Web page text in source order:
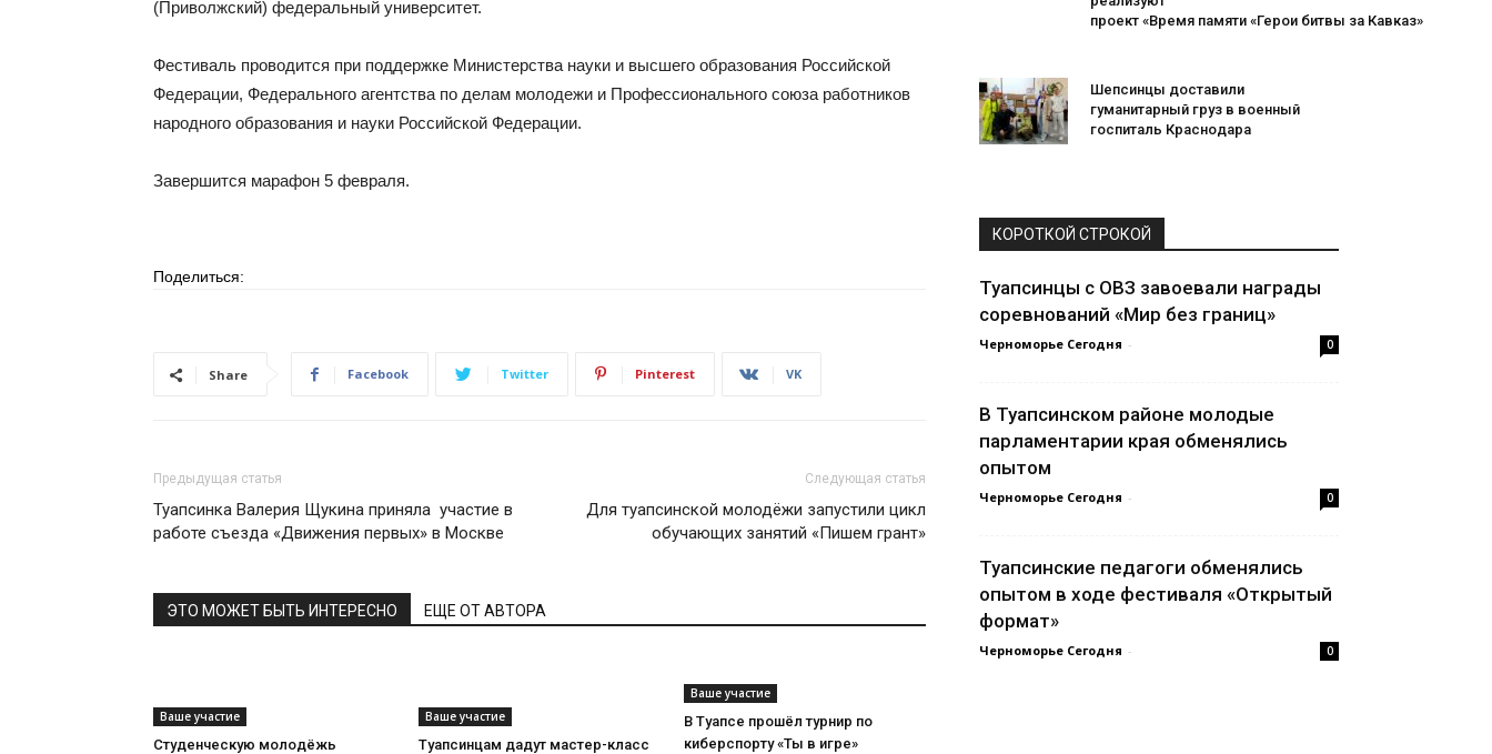
(Приволжский) федеральный университет.
Фестиваль проводится при поддержке Министерства науки и высшего образования Российской
Федерации, Федерального агентства по делам молодежи и Профессионального союза работников
народного образования и науки Российской Федерации.
Завершится марафон 5 февраля.
Поделиться:
Share Facebook Twitter Pinterest VK
Предыдущая статья
Туапсинка Валерия Щукина приняла участие в
работе съезда «Движения первых» в Москве
Следующая статья
Для туапсинской молодёжи запустили цикл
обучающих занятий «Пишем грант»
ЭТО МОЖЕТ БЫТЬ ИНТЕРЕСНО ЕЩЕ ОТ АВТОРА
Ваше участие
Студенческую молодёжь
Ваше участие
Туапсинцам дадут мастер-класс
Ваше участие
В Туапсе прошёл турнир по
киберспорту «Ты в игре»
проект «Время памяти «Герои битвы за Кавказ»
Шепсинцы доставили
гуманитарный груз в военный
госпиталь Краснодара
КОРОТКОЙ СТРОКОЙ
Туапсинцы с ОВЗ завоевали награды
соревнований «Мир без границ»
Черноморье Сегодня - 0
В Туапсинском районе молодые
парламентарии края обменялись
опытом
Черноморье Сегодня - 0
Туапсинские педагоги обменялись
опытом в ходе фестиваля «Открытый
формат»
Черноморье Сегодня - 0